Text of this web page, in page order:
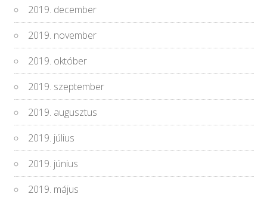
2019. december
2019. november
2019. október
2019. szeptember
2019. augusztus
2019. július
2019. június
2019. május